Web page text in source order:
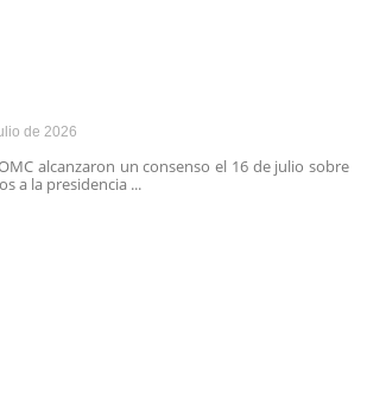
de 2026
alcanzaron un consenso el 16 de julio sobre
a la presidencia ...